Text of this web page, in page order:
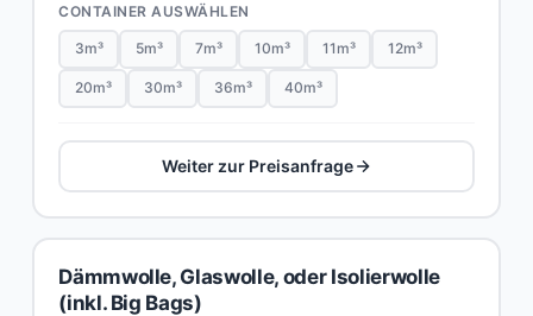
CONTAINER AUSWÄHLEN
3m³ 5m³ 7m³ 10m³ 11m³ 12m³
20m³ 30m³ 36m³ 40m³
Weiter zur Preisanfrage
Dämmwolle, Glaswolle, oder Isolierwolle
(inkl. Big Bags)